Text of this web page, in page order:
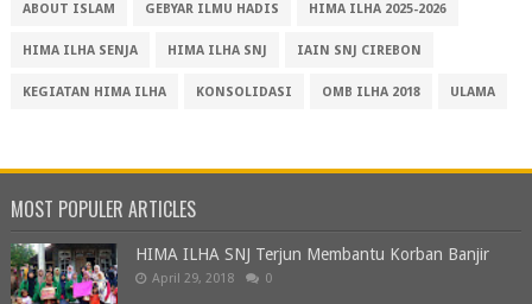
ABOUT ISLAM GEBYAR ILMU HADIS HIMA ILHA 2025-2026
HIMA ILHA SENJA HIMA ILHA SNJ IAIN SNJ CIREBON
KEGIATAN HIMA ILHA KONSOLIDASI OMB ILHA 2018 ULAMA
MOST POPULER ARTICLES
HIMA ILHA SNJ Terjun Membantu Korban Banjir
April 29, 2018 0